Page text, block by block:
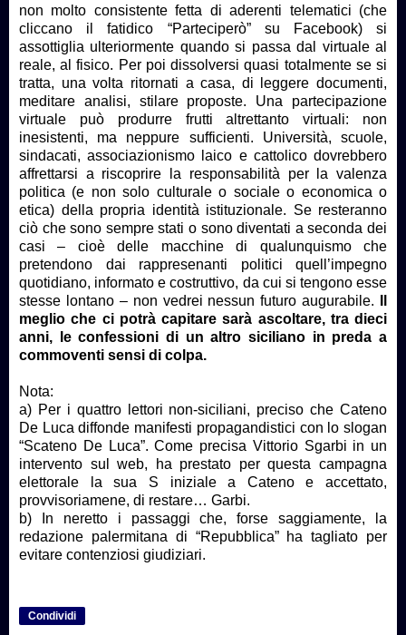
non molto consistente fetta di aderenti telematici (che
cliccano il fatidico “Parteciperò” su Facebook) si
assottiglia ulteriormente quando si passa dal virtuale al
reale, al fisico. Per poi dissolversi quasi totalmente se si
tratta, una volta ritornati a casa, di leggere documenti,
meditare analisi, stilare proposte. Una partecipazione
virtuale può produrre frutti altrettanto virtuali: non
inesistenti, ma neppure sufficienti. Università, scuole,
sindacati, associazionismo laico e cattolico dovrebbero
affrettarsi a riscoprire la responsabilità per la valenza
politica (e non solo culturale o sociale o economica o
etica) della propria identità istituzionale. Se resteranno
ciò che sono sempre stati o sono diventati a seconda dei
casi – cioè delle macchine di qualunquismo che
pretendono dai rappresenanti politici quell’impegno
quotidiano, informato e costruttivo, da cui si tengono esse
stesse lontano – non vedrei nessun futuro augurabile.
meglio che ci potrà capitare sarà ascoltare, tra dieci
anni, le confessioni di un altro siciliano in preda a
commoventi sensi di colpa.
Nota:
a) Per i quattro lettori non-siciliani, preciso che Cateno
De Luca diffonde manifesti propagandistici con lo slogan
“Scateno De Luca”. Come precisa Vittorio Sgarbi in un
intervento sul web, ha prestato per questa campagna
elettorale la sua S iniziale a Cateno e accettato,
provvisoriamene, di restare… Garbi.
b) In neretto i passaggi che, forse saggiamente, la
redazione palermitana di “Repubblica” ha tagliato per
evitare contenziosi giudiziari.
Condividi